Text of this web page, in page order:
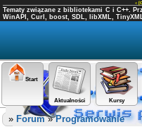
«
Tematy związane z bibliotekami C i C++.
WinAPI, Curl, boost, SDL, libXML,
Start
Aktualności Kursy
» Forum»Programowanie